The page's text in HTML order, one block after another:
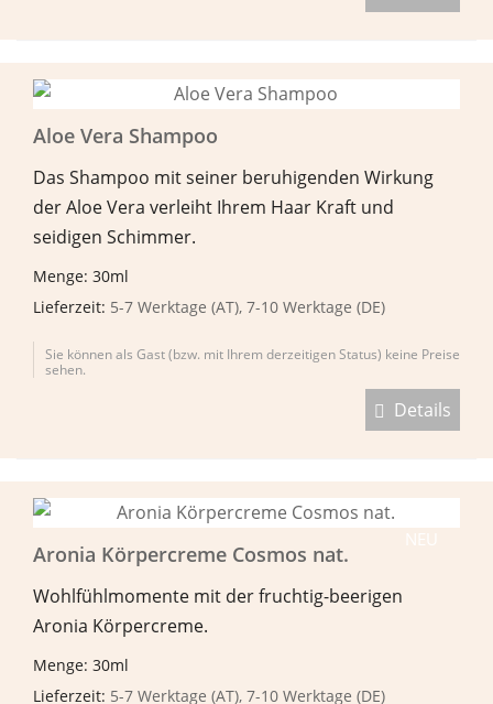
Aloe Vera Shampoo
Das Shampoo mit seiner beruhigenden Wirkung
der Aloe Vera verleiht Ihrem Haar Kraft und
seidigen Schimmer.
Menge: 30ml
Lieferzeit: 5-7 Werktage (AT), 7-10 Werktage (DE)
Sie können als Gast (bzw. mit Ihrem derzeitigen Status) keine Preise
sehen.
Details
NEU
Aronia Körpercreme Cosmos nat.
Wohlfühlmomente mit der fruchtig-beerigen
Aronia Körpercreme.
Menge: 30ml
Lieferzeit: 5-7 Werktage (AT), 7-10 Werktage (DE)